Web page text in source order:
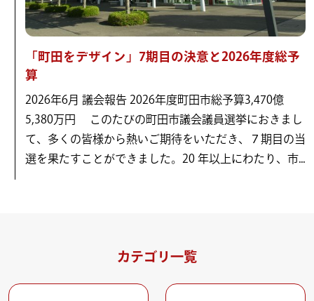
「町田をデザイン」7期目の決意と2026年度総予
算
2026年6月 議会報告 2026年度町田市総予算3,470億
5,380万円 このたびの町田市議会議員選挙におきまし
て、多くの皆様から熱いご期待をいただき、７期目の当
選を果たすことができました。20 年以上にわたり、市...
カテゴリ一覧